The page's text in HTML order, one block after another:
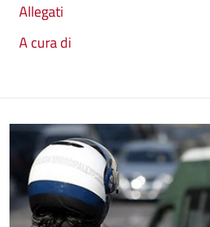
Allegati
A cura di